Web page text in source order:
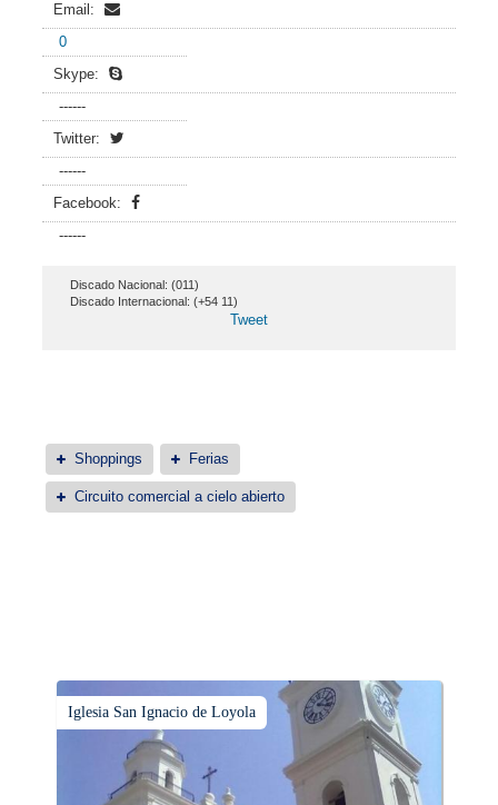
Email:
0
Skype:
------
Twitter:
------
Facebook:
------
Discado Nacional: (011)
Discado Internacional: (+54 11)
Tweet
Shoppings Ferias
Circuito comercial a cielo abierto
Iglesia San Ignacio de Loyola